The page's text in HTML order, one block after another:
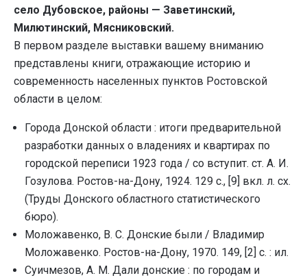
село Дубовское, районы — Заветинский,
Милютинский, Мясниковский.
В первом разделе выставки вашему вниманию
представлены книги, отражающие историю и
современность населенных пунктов Ростовской
области в целом:
Города Донской области : итоги предварительной
разработки данных о владениях и квартирах по
городской переписи 1923 года / со вступит. ст. А. И.
Гозулова. Ростов-на-Дону, 1924. 129 с., [9] вкл. л. сх.
(Труды Донского областного статистического
бюро).
Моложавенко, В. С. Донские были / Владимир
Моложавенко. Ростов-на-Дону, 1970. 149, [2] с. : ил.
Суичмезов, А. М. Дали донские : по городам и